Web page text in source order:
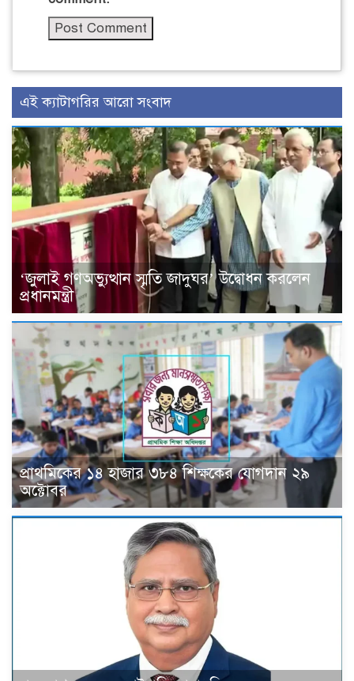
এই ক্যাটাগরির আরো সংবাদ
‘জুলাই গণঅভ্যুত্থান স্মৃতি জাদুঘর’ উদ্বোধন করলেন
প্রধানমন্ত্রী
প্রাথমিকের ১৪ হাজার ৩৮৪ শিক্ষকের যোগদান ২৯
অক্টোবর